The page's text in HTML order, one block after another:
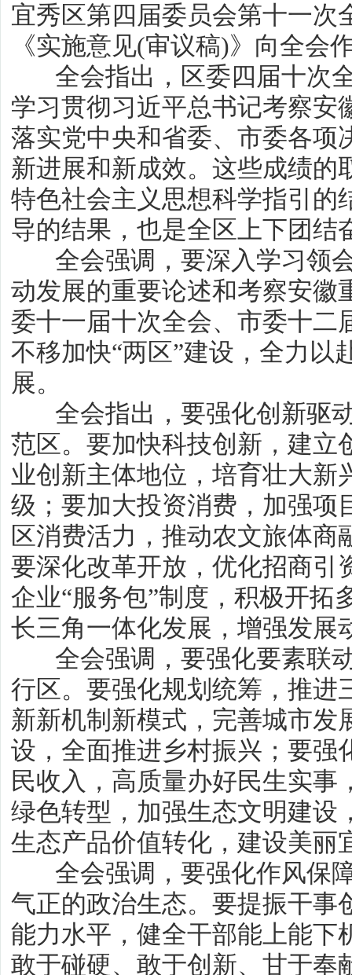
宜秀区第四届委员会第十一次
《实施意见(审议稿)》向全会
全会指出，区委四届十次
学习贯彻习近平总书记考察安
落实党中央和省委、市委各项
新进展和新成效。这些成绩的
特色社会主义思想科学指引的
导的结果，也是全区上下团结
全会强调，要深入学习领
动发展的重要论述和考察安徽
委十一届十次全会、市委十二
不移加快“两区”建设，全力以
展。
全会指出，要强化创新驱
范区。要加快科技创新，建立
业创新主体地位，培育壮大新
级；要加大投资消费，加强项
区消费活力，推动农文旅体
要深化改革开放，优化招商引
企业“服务包”制度，积极开拓
长三角一体化发展，增强发展
全会强调，要强化要素联
行区。要强化规划统筹，推进
新新机制新模式，完善城市发
设，全面推进乡村振兴；要强
民收入，高质量办好民生实事
绿色转型，加强生态文明建设
生态产品价值转化，建设美丽
全会强调，要强化作风保
气正的政治生态。要提振干事
能力水平，健全干部能上能下
敢于碰硬、敢于创新、甘于奉